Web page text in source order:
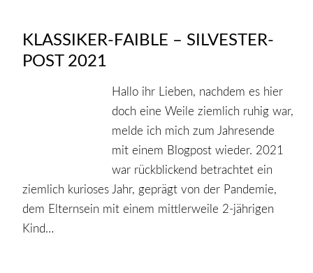
KLASSIKER-FAIBLE – SILVESTER-
POST 2021
Hallo ihr Lieben, nachdem es hier
doch eine Weile ziemlich ruhig war,
melde ich mich zum Jahresende
mit einem Blogpost wieder. 2021
war rückblickend betrachtet ein
ziemlich kurioses Jahr, geprägt von der Pandemie,
dem Elternsein mit einem mittlerweile 2-jährigen
Kind…